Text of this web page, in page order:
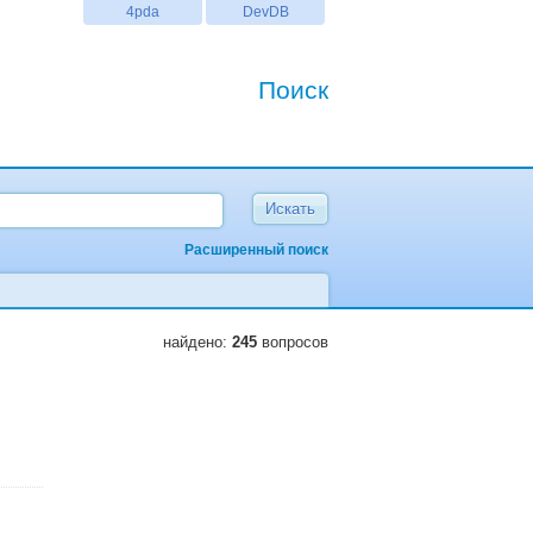
DevDB
4pda
Поиск
Расширенный поиск
найдено: 245 вопросов